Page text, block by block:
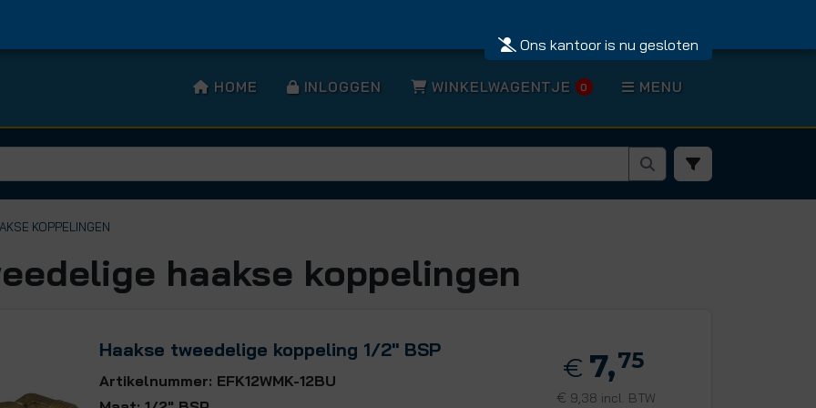
Ons kantoor is nu gesloten
HOME INLOGGEN WINKELWAGENTJE 0 MENU
KOPPELINGEN
haakse koppelingen
Haakse tweedelige koppeling 1/2" BSP
Artikelnummer: EFK12WMK-12BU
€ 7,75
€ 9,38 incl. BTW